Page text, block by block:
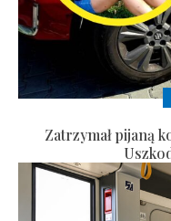
Zatrzymał pijaną